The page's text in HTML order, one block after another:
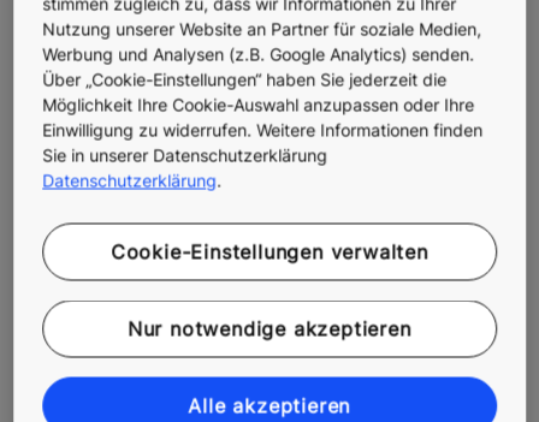
Anforderungen an Feuerwehraufzüge
Nutzung unserer Website an Partner für soziale Medien,
Werbung und Analysen (z.B. Google Analytics) senden.
Über „Cookie-Einstellungen“ haben Sie jederzeit die
Möglichkeit Ihre Cookie-Auswahl anzupassen oder Ihre
Einwilligung zu widerrufen. Weitere Informationen finden
Sie in unserer Datenschutzerklärung
Datenschutzerklärung.
Cookie-Einstellungen verwalten
Nur notwendige akzeptieren
Alle akzeptieren